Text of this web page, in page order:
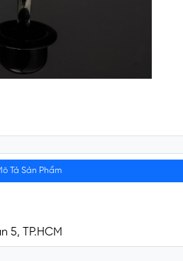
Tả Sản Phẩm
5, TP.HCM